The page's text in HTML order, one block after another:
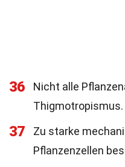
36
Nicht alle
Thigmotropismus.
37
Zu starke
Pflanzenzellen